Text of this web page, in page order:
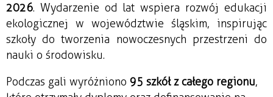
2026. Wydarzenie od lat wspiera rozwój edukacji
ekologicznej w województwie śląskim, inspirując
szkoły do tworzenia nowoczesnych przestrzeni do
nauki o środowisku.
Podczas gali wyróżniono 95 szkół z całego regionu,